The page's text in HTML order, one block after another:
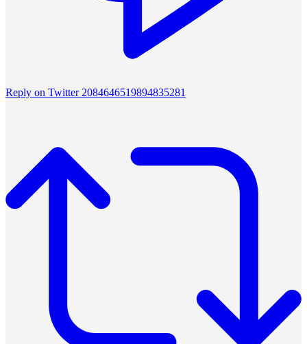
Reply on Twitter 2084646519894835281